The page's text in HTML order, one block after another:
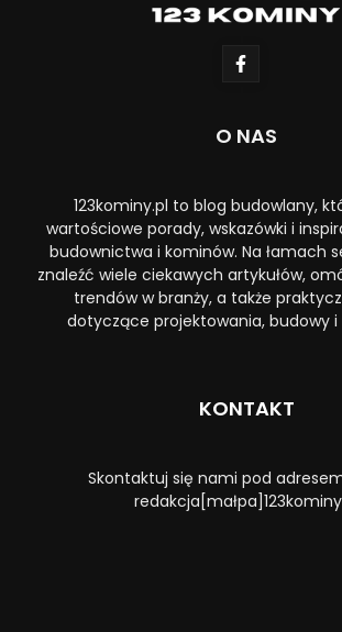
O NAS
123kominy.pl to blog budowlany,
wartościowe porady, wskazówki i
budownictwa i kominów. Na łamach
znaleźć wiele ciekawych artykułów,
trendów w branży, a także
dotyczące projektowania, budowy
KONTAKT
Skontaktuj się nami pod